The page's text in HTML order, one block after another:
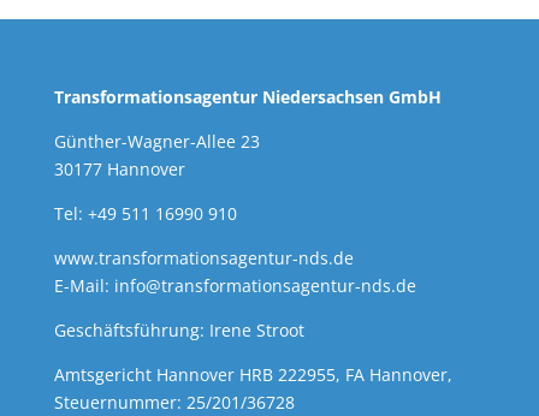
Transformationsagentur Niedersachsen GmbH
Günther-Wagner-Allee 23
30177 Hannover
Tel: +49 511 16990 910
www.transformationsagentur-nds.de
E-Mail: info@transformationsagentur-nds.de
Geschäftsführung: Irene Stroot
Amtsgericht Hannover HRB 222955, FA Hannover,
Steuernummer: 25/201/36728